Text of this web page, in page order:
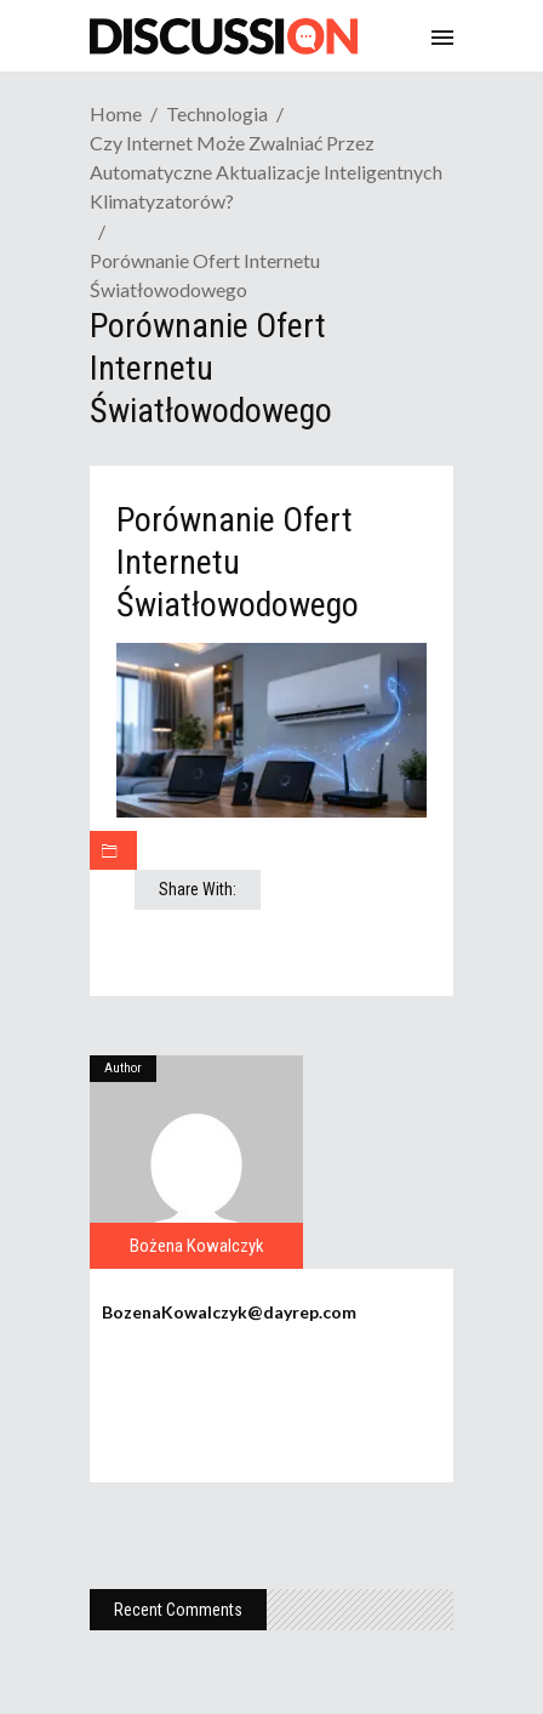
Home
Technologia
Czy Internet Może Zwalniać Przez
Automatyczne Aktualizacje Inteligentnych
Klimatyzatorów?
Porównanie Ofert Internetu
Światłowodowego
Porównanie Ofert
Internetu
Światłowodowego
Porównanie Ofert
Internetu
Światłowodowego
Share With:
Author
Bożena Kowalczyk
BozenaKowalczyk@dayrep.com
Recent Comments